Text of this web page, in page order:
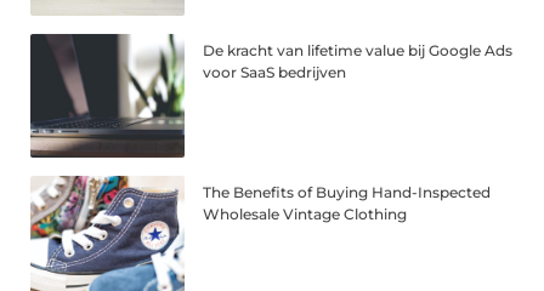
De kracht van lifetime value bij Google Ads
voor SaaS bedrijven
The Benefits of Buying Hand-Inspected
Wholesale Vintage Clothing